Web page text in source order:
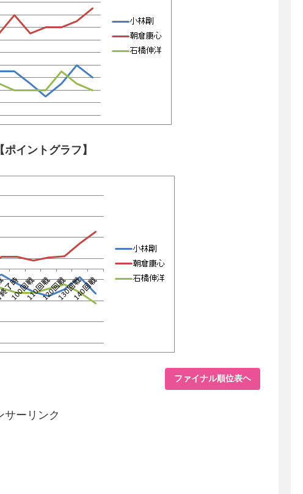
ポイントグラフ】
ファイナル順位表ヘ
サーリンク